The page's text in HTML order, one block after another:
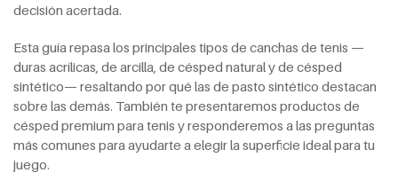
decisión acertada.
Esta guía repasa los principales tipos de canchas de tenis —
duras acrílicas, de arcilla, de césped natural y de césped
sintético— resaltando por qué las de pasto sintético destacan
sobre las demás. También te presentaremos productos de
césped premium para tenis y responderemos a las preguntas
más comunes para ayudarte a elegir la superficie ideal para tu
juego.